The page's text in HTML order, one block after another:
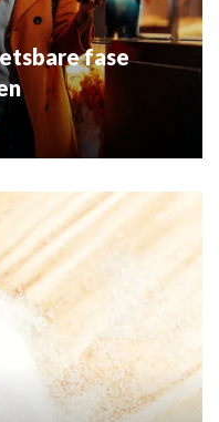
fase